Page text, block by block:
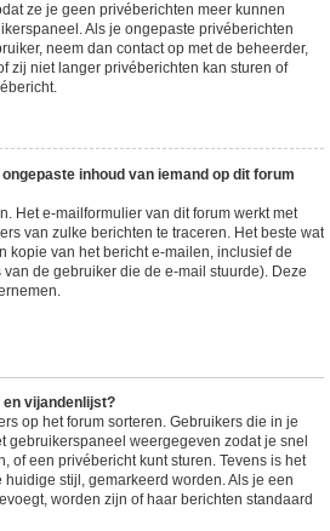
ze je geen privéberichten meer kunnen
Als je ongepaste privéberichten
neem dan contact op met de beheerder,
zij niet langer privéberichten kan sturen of
inhoud van iemand op dit forum
Het e-mailformulier van dit forum werkt met
van zulke berichten te traceren. Het beste wat
kopie van het bericht e-mailen, inclusief de
de gebruiker die de e-mail stuurde). Deze
vijandenlijst?
op het forum sorteren. Gebruikers die in je
gebruikerspaneel weergegeven zodat je snel
of een privébericht kunt sturen. Tevens is het
stijl, gemarkeerd worden. Als je een
worden zijn of haar berichten standaard